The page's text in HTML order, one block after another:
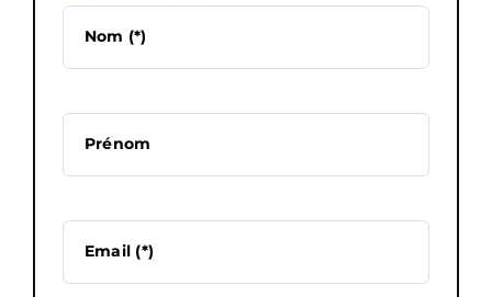
Nom (*)
Prénom
Email (*)